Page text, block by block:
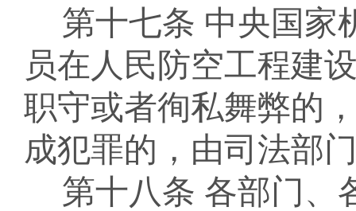
第十七条 中央国家
员在人民防空工程建
职守或者徇私舞弊的
成犯罪的，由司法部
第十八条 各部门、